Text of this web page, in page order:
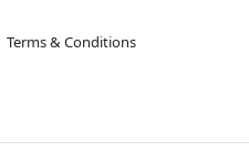
Terms & Conditions